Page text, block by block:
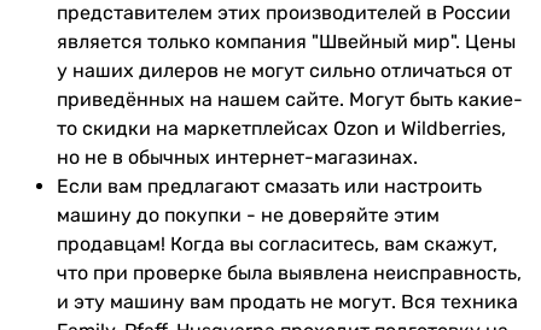
представителем этих производителей в России
является только компания "Швейный мир". Цены
у наших дилеров не могут сильно отличаться от
приведённых на нашем сайте. Могут быть какие-
то скидки на маркетплейсах Ozon и Wildberries,
но не в обычных интернет-магазинах.
Если вам предлагают смазать или настроить
машину до покупки - не доверяйте этим
продавцам! Когда вы согласитесь, вам скажут,
что при проверке была выявлена неисправность,
и эту машину вам продать не могут. Вся техника